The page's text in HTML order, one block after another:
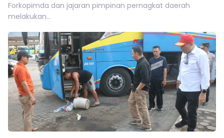
Forkopimda dan jajaran pimpinan pernagkat daerah
melakukan...